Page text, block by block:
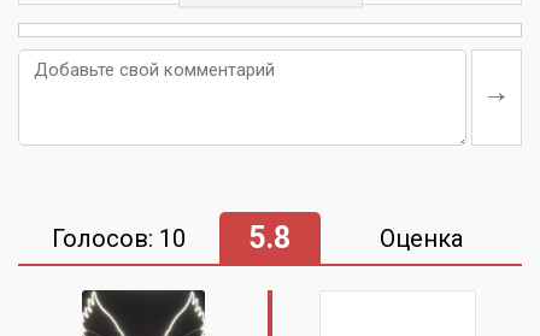
Голосов: 10 5.8 Оценка